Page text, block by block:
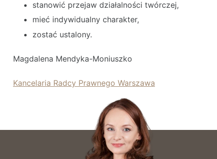
stanowić przejaw działalności twórczej,
mieć indywidualny charakter,
zostać ustalony.
Magdalena Mendyka-Moniuszko
Kancelaria Radcy Prawnego Warszawa